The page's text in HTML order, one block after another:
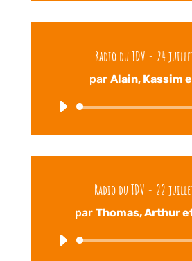
Radio du TDV - 24
par Alain, Kassim
Radio du TDV - 22
par Thomas, Arthur